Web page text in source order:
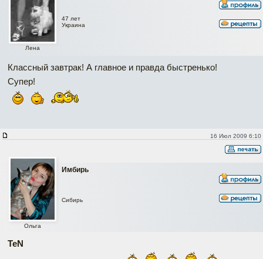
Лена
47 лет
Украина
Классный завтрак! А главное и правда быстренько!
Супер!
16 Июл 2009 6:10
Имбирь
Ольга
Сибирь
TeN